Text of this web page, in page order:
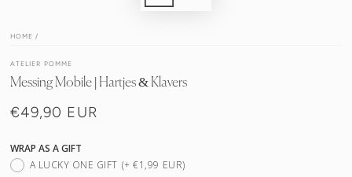
HOME /
ATELIER POMME
Messing Mobile | Hartjes & Klavers
Normale
€49,90 EUR
WRAP AS A GIFT
A LUCKY ONE GIFT (+ €1,99 EUR)